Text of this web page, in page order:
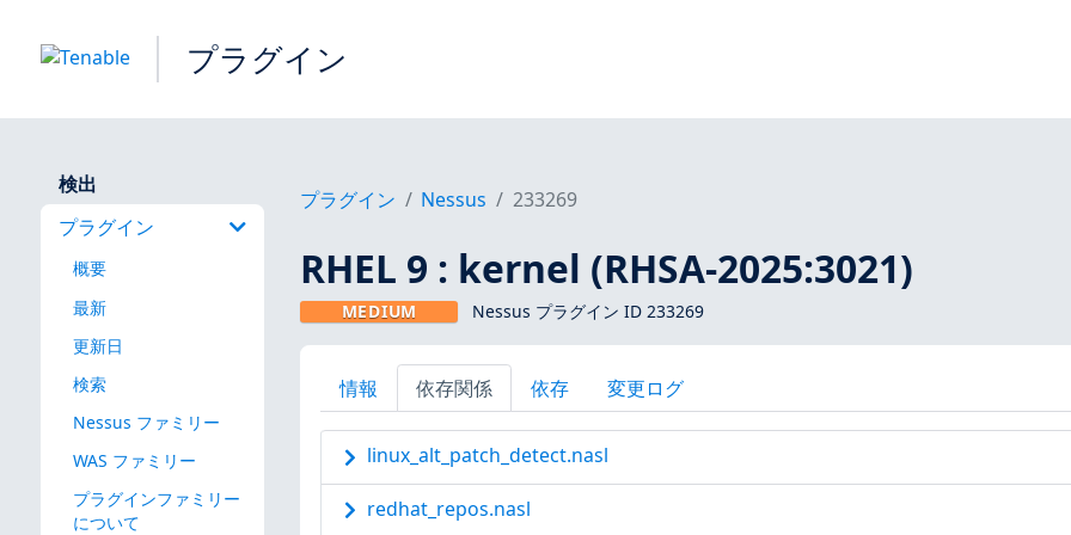
プラグイン
検出
プラグイン
概要
最新
更新日
検索
Nessus ファミリー
WAS ファミリー
プラグインファミリー
について
プラグイン Nessus 233269
RHEL 9 : kernel (RHSA-2025:3021)
MEDIUM Nessus プラグイン ID 233269
情報 依存関係 依存 変更ログ
linux_alt_patch_detect.nasl
redhat_repos.nasl